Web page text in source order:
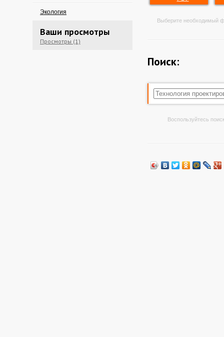
Экология
Ваши просмотры
Просмотры (1)
Выберите необходимый
Поиск:
Воспользуйтесь